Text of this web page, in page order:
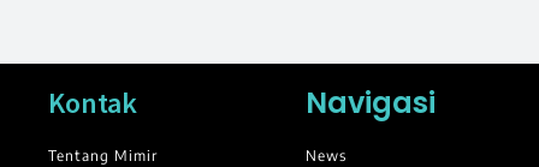
Kontak
Tentang Mimir
Navigasi
News